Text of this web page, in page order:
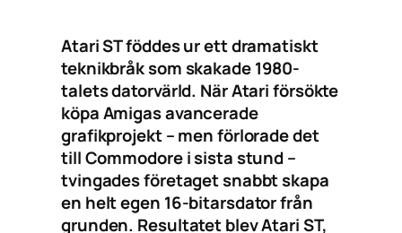
Atari ST föddes ur ett dramatiskt
teknikbråk som skakade 1980-
talets datorvärld. När Atari försökte
köpa Amigas avancerade
grafikprojekt – men förlorade det
till Commodore i sista stund –
tvingades företaget snabbt skapa
en helt egen 16-bitarsdator från
grunden. Resultatet blev Atari ST,